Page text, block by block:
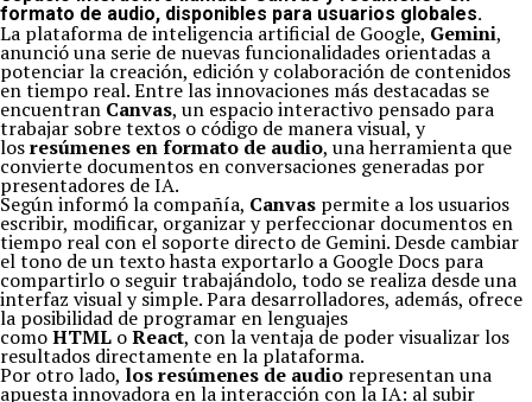
formato de audio, disponibles para usuarios globales.
La plataforma de inteligencia artificial de Google, Gemini,
anunció una serie de nuevas funcionalidades orientadas a
potenciar la creación, edición y colaboración de contenidos
en tiempo real. Entre las innovaciones más destacadas se
encuentran Canvas, un espacio interactivo pensado para
trabajar sobre textos o código de manera visual, y
losresúmenes en formato de audio, una herramienta que
convierte documentos en conversaciones generadas por
presentadores de IA.
Según informó la compañía, Canvas permite a los usuarios
escribir, modificar, organizar y perfeccionar documentos en
tiempo real con el soporte directo de Gemini. Desde cambiar
el tono de un texto hasta exportarlo a Google Docs para
compartirlo o seguir trabajándolo, todo se realiza desde una
interfaz visual y simple. Para desarrolladores, además, ofrece
la posibilidad de programar en lenguajes
comoHTML oReact, con la ventaja de poder visualizar los
resultados directamente en la plataforma.
Por otro lado, los resúmenes de audio representan una
apuesta innovadora en la interacción con la IA: al subir